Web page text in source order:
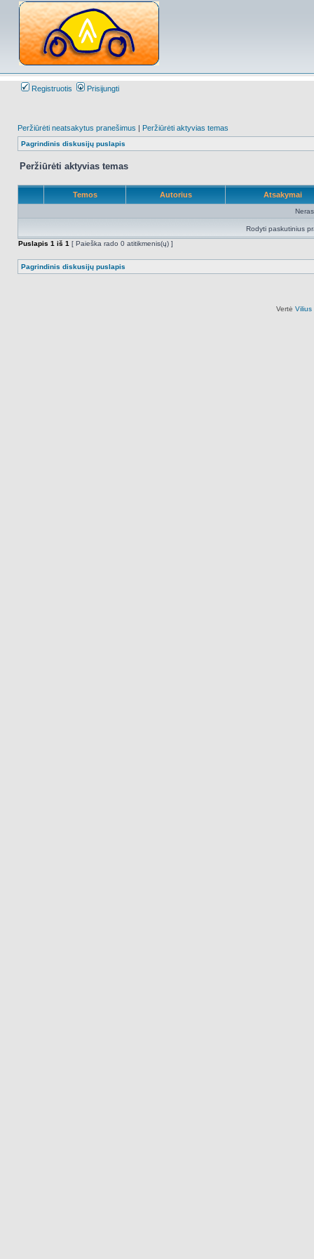
Registruotis Prisijungti
Peržiūrėti neatsakytus pranešimus | Peržiūrėti aktyvias temas
Pagrindinis diskusijų puslapis
Peržiūrėti aktyvias temas
Temos Autorius Atsakymai
Rodyti paskutinius
Puslapis 1 iš 1 [ Paieška rado 0 atitikmenis(ų) ]
Pagrindinis diskusijų puslapis
Vertė Vilius